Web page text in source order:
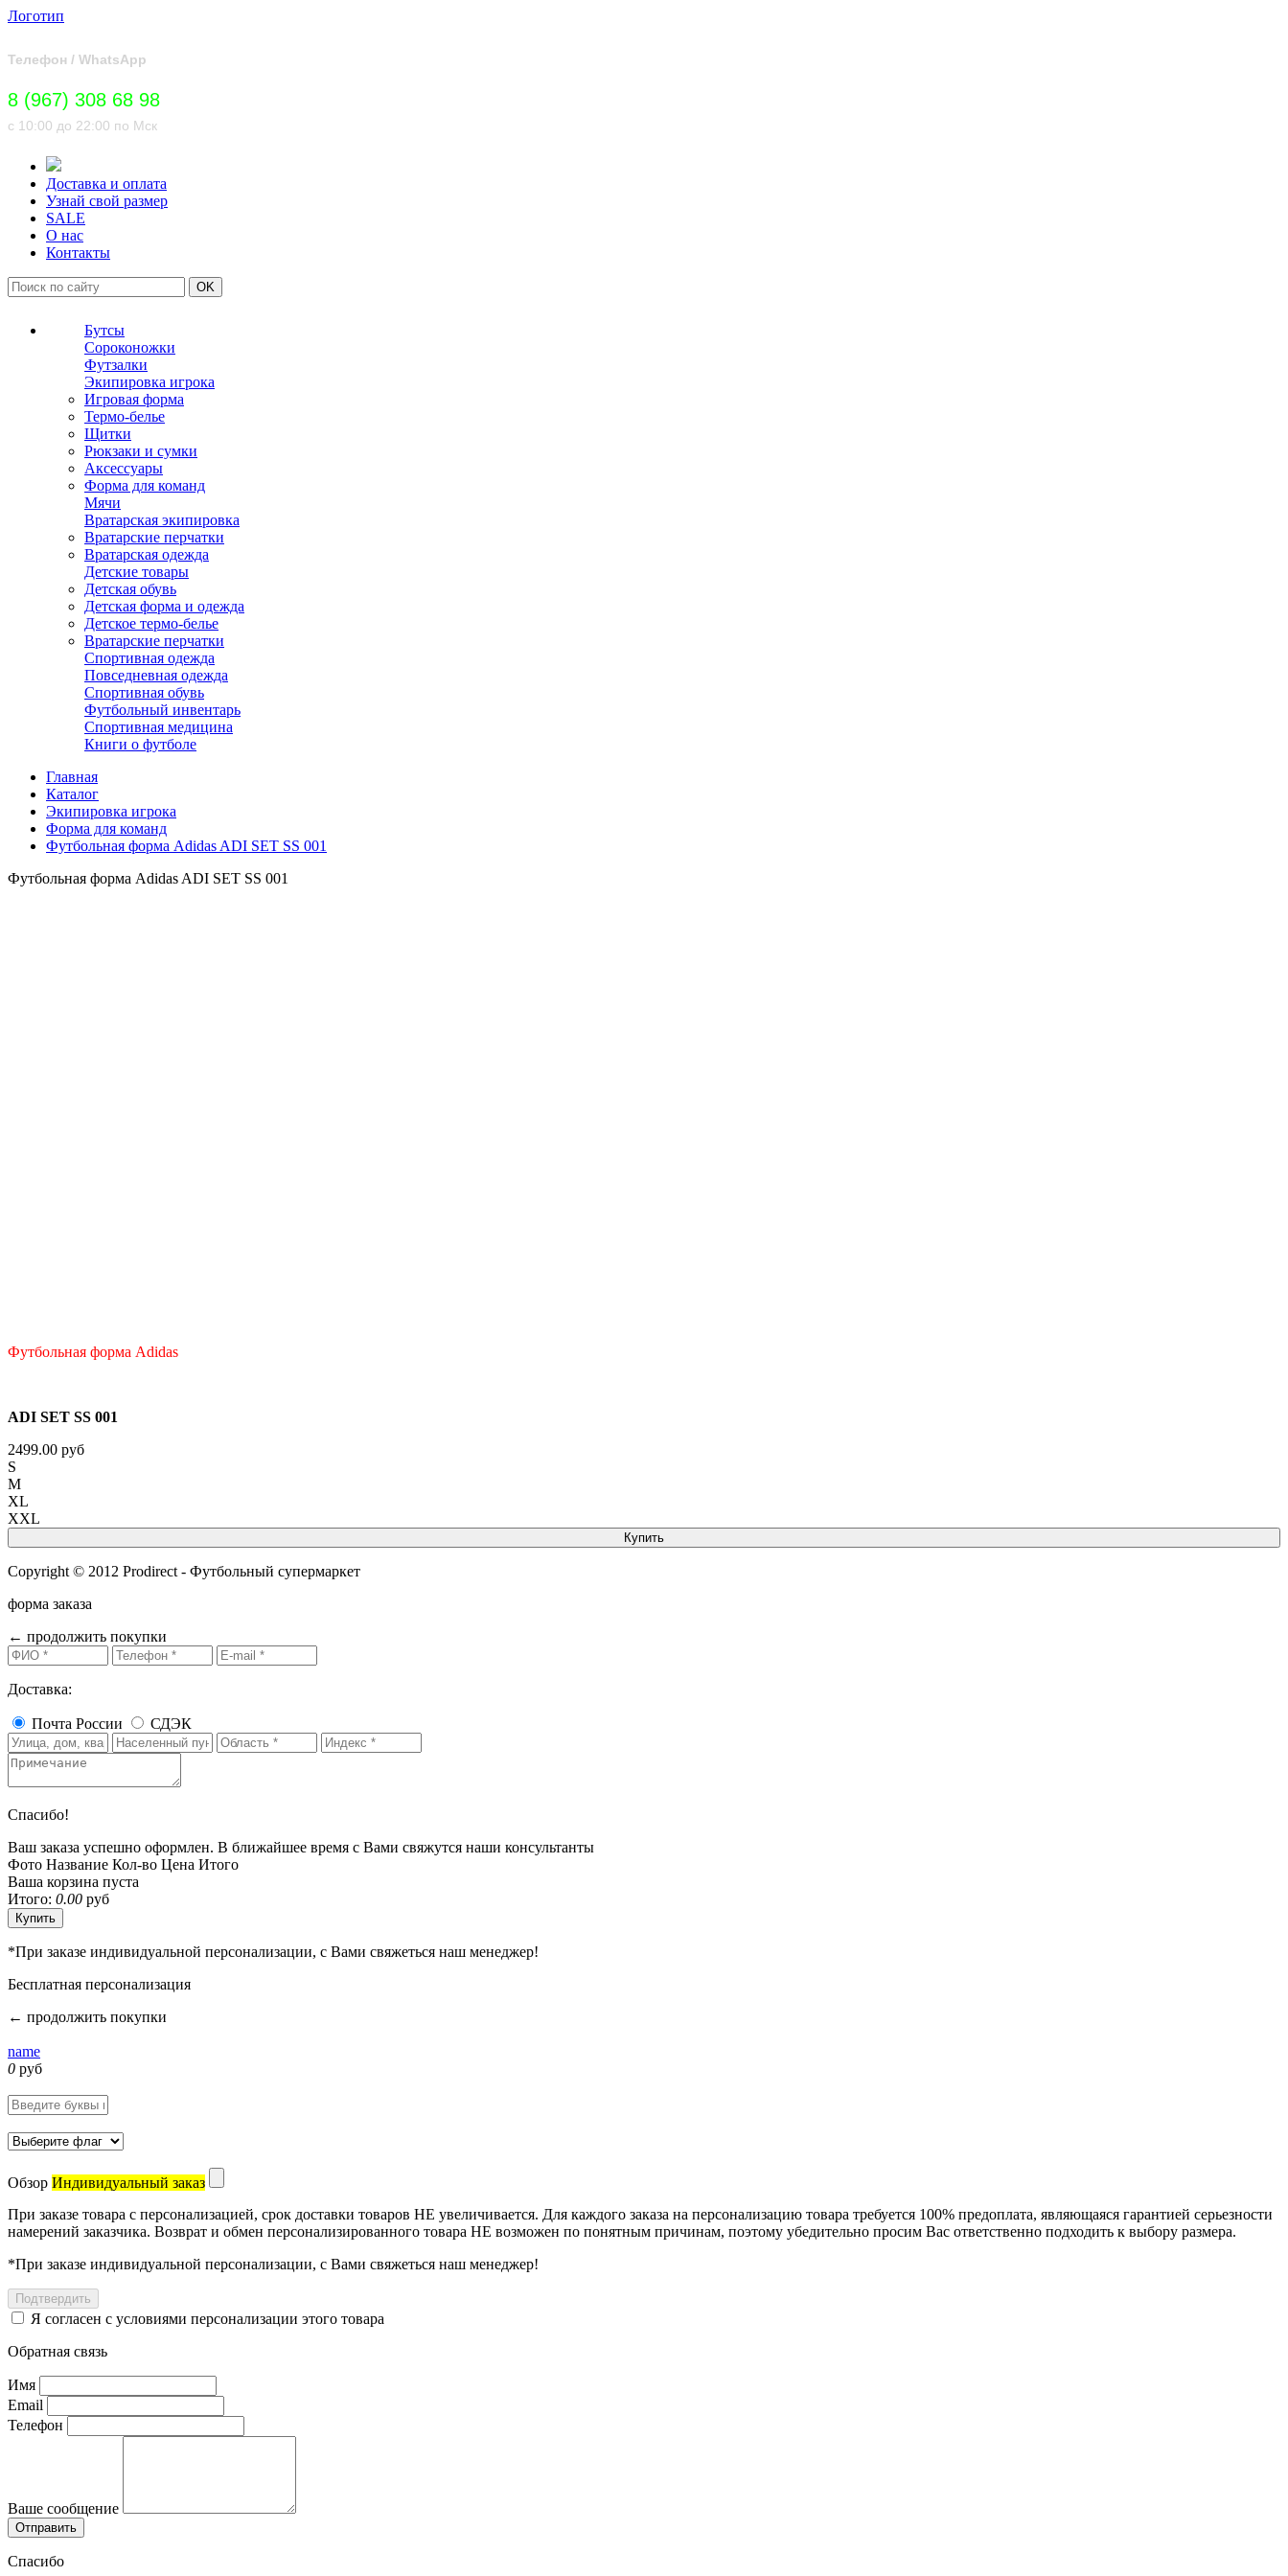
Логотип
Телефон / WhatsApp
8 (967) 308 68 98
с 10:00 до 22:00 по Мск
Доставка и оплата
Узнай свой размер
SALE
О нас
Контакты
OK
Бутсы
Сороконожки
Футзалки
Экипировка игрока
Игровая форма
Термо-белье
Щитки
Рюкзаки и сумки
Аксессуары
Форма для команд
Мячи
Вратарская экипировка
Вратарские перчатки
Вратарская одежда
Детские товары
Детская обувь
Детская форма и одежда
Детское термо-белье
Вратарские перчатки
Спортивная одежда
Повседневная одежда
Спортивная обувь
Футбольный инвентарь
Спортивная медицина
Книги о футболе
Главная
Каталог
Экипировка игрока
Форма для команд
Футбольная форма Adidas ADI SET SS 001
Футбольная форма Adidas ADI SET SS 001
Футбольная форма Adidas
ADI SET SS 001
2499.00 руб
S
M
XL
XXL
Купить
Copyright © 2012 Prodirect - Футбольный супермаркет
форма заказа
← продолжить покупки
Доставка:
Почта России СДЭК
Спасибо!
Ваш заказа успешно оформлен. В ближайшее время с Вами свяжутся наши консультанты
Фото Название Кол-во Цена Итого
Ваша корзина пуста
Итого: 0.00 руб
*При заказе индивидуальной персонализации, с Вами свяжеться наш менеджер!
Бесплатная персонализация
← продолжить покупки
name
0 руб
Обзор Индивидуальный заказ
При заказе товара с персонализацией, срок доставки товаров НЕ увеличивается. Для каждого заказа на персонализацию товара требуется 100% предоплата, являющаяся гарантией серьезности
намерений заказчика. Возврат и обмен персонализированного товара НЕ возможен по понятным причинам, поэтому убедительно просим Вас ответственно подходить к выбору размера.
*При заказе индивидуальной персонализации, с Вами свяжеться наш менеджер!
Я согласен с условиями персонализации этого товара
Обратная связь
Имя
Email
Телефон
Ваше сообщение
Спасибо